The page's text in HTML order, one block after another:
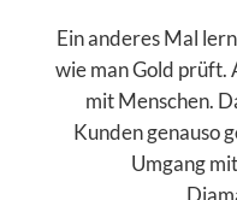
Ein anderes Mal
wie man Gold prüft.
mit Menschen.
Kunden genauso
Umgang